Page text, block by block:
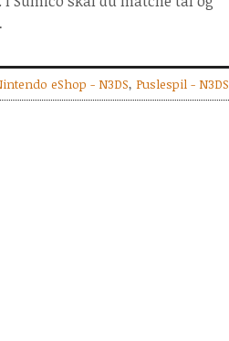
eShop - N3DS, Puslespil - N3DS